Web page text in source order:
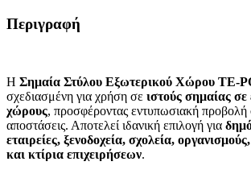
Περιγραφή
Η Σημαία Στύλου Εξωτερικού Χώρου TE-
σχεδιασμένη για χρήση σε ιστούς σημαίας σε
χώρους, προσφέροντας εντυπωσιακή προβολή
αποστάσεις. Αποτελεί ιδανική επιλογή για
εταιρείες, ξενοδοχεία, σχολεία,
και κτίρια επιχειρήσεων.